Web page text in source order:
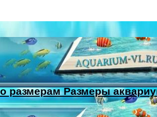
размерам Размеры